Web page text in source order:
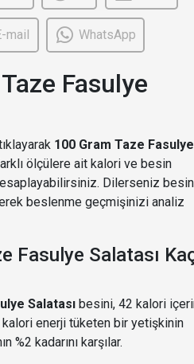
mail WhatsApp
Fasulye
100 Gram Taze Fasulye
ölçülere ait kalori ve besin
Dilerseniz
beslenme geçmişinizi analiz
Fasulye Salatası
Salatası besini, 42 kalori
kalori enerji tüketen bir yetişkinin
%2 kadarını karşılar.